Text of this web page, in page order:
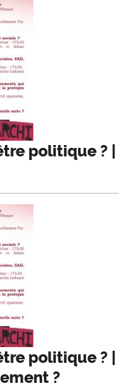
politique ? |
politique ? |
?